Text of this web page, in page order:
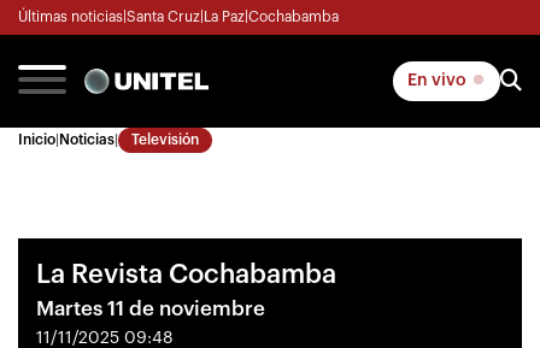
Últimas noticias Santa Cruz La Paz Cochabamba
En vivo
Inicio Noticias Televisión
La Revista Cochabamba
Martes 11 de noviembre
11/11/2025 09:48